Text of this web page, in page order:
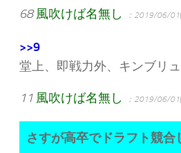
68 風吹けば名無し ：2019/06/
>>9
堂上、即戦力外、キンブリ
11 風吹けば名無し ：2019/06/
さすが高卒でドラフト競